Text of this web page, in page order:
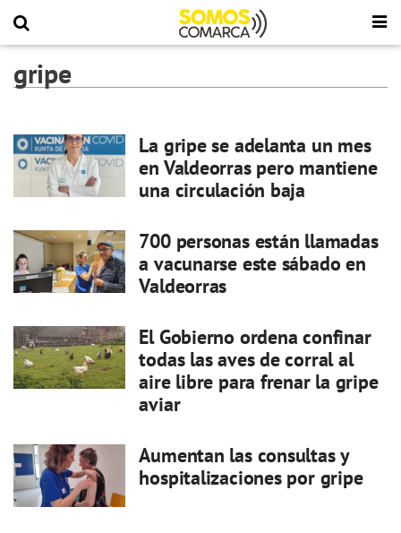
gripe
La gripe se adelanta un mes
en Valdeorras pero mantiene
una circulación baja
700 personas están llamadas
a vacunarse este sábado en
Valdeorras
El Gobierno ordena confinar
todas las aves de corral al
aire libre para frenar la gripe
aviar
Aumentan las consultas y
hospitalizaciones por gripe